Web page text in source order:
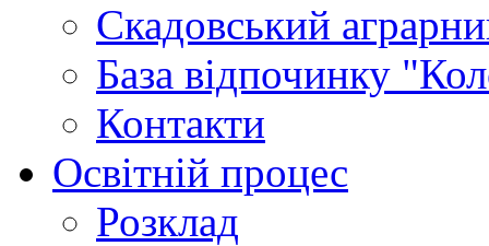
Скадовський
База відпочинку
Контакти
Освітній процес
Розклад